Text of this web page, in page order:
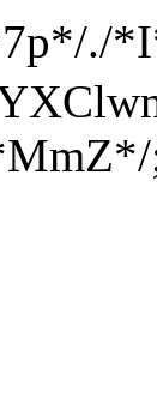
./